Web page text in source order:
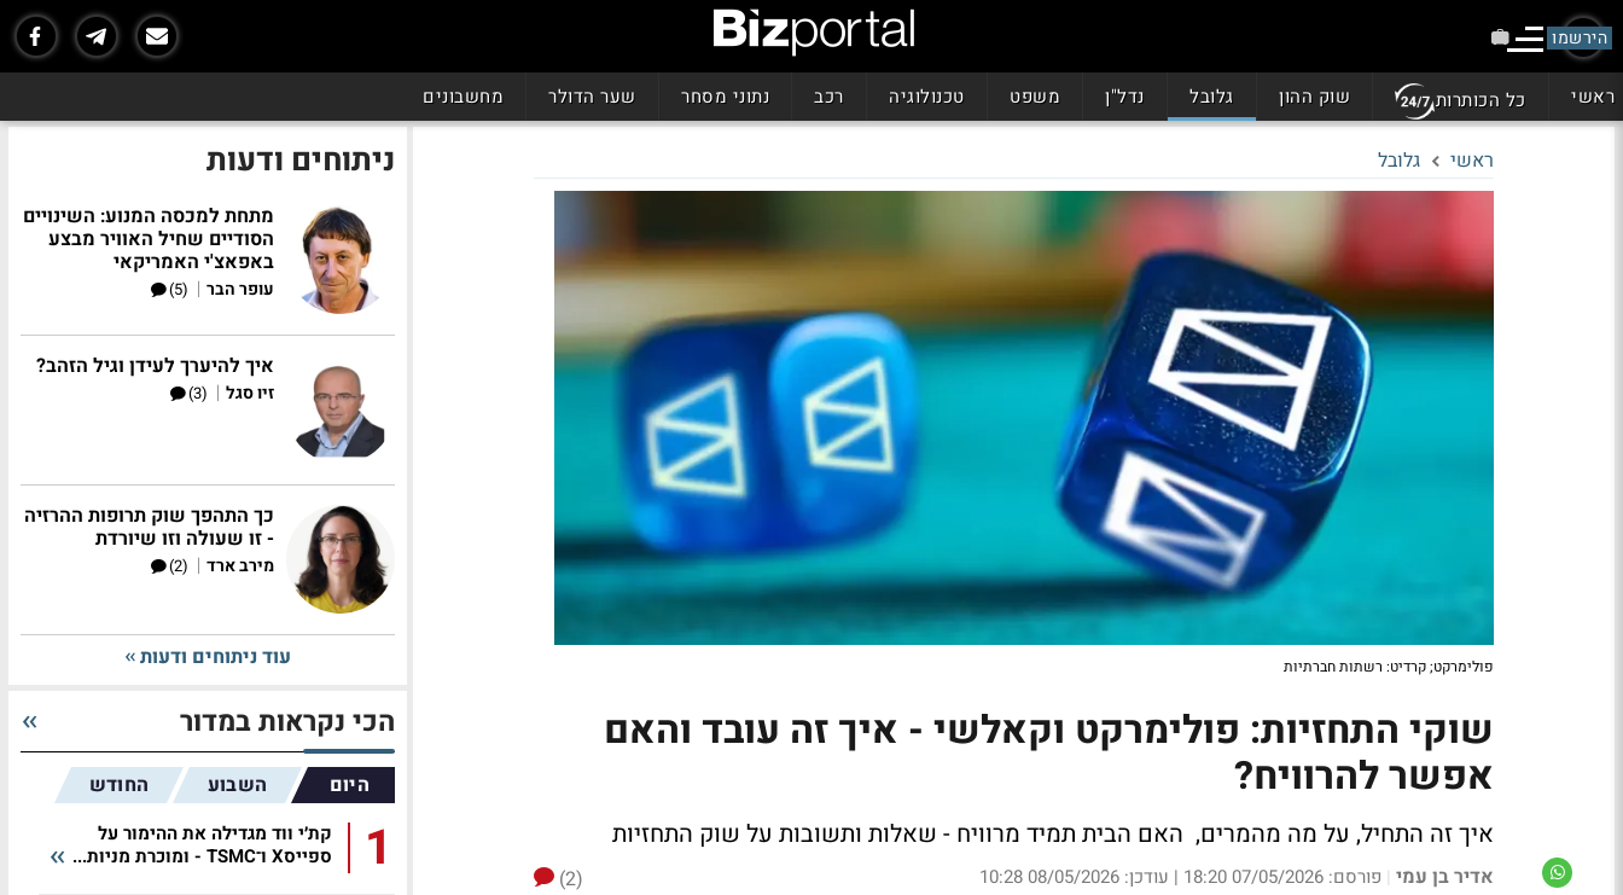
הירשמו
ראשי כל הכותרות שוק ההון גלובל נדל"ן משפט טכנולוגיה רכב נתוני מסחר שער הדולר מחשבונים
ראשי גלובל
פולימרקט; קרדיט: רשתות חברתיות
שוקי התחזיות: פולימרקט וקאלשי - איך זה עובד והאם
אפשר להרוויח?
איך זה התחיל, על מה מהמרים, האם הבית תמיד מרוויח - שאלות ותשובות על שוק התחזיות
אדיר בן עמי | פורסם: 07/05/2026 18:20 | עודכן: 08/05/2026 10:28
(2)
ניתוחים ודעות
מתחת למכסה המנוע: השינויים
הסודיים שחיל האוויר מבצע
באפאצ'י האמריקאי
עופר הבר |
(5)
איך להיערך לעידן וגיל הזהב?
זיו סגל |
(3)
כך התהפך שוק תרופות ההרזיה
- זו שעולה וזו שיורדת
מירב ארד |
(2)
עוד ניתוחים ודעות
הכי נקראות במדור
היום השבוע החודש
1
קת׳י ווד מגדילה את ההימור על
ספייסX ו־TSMC - ומוכרת מניות...